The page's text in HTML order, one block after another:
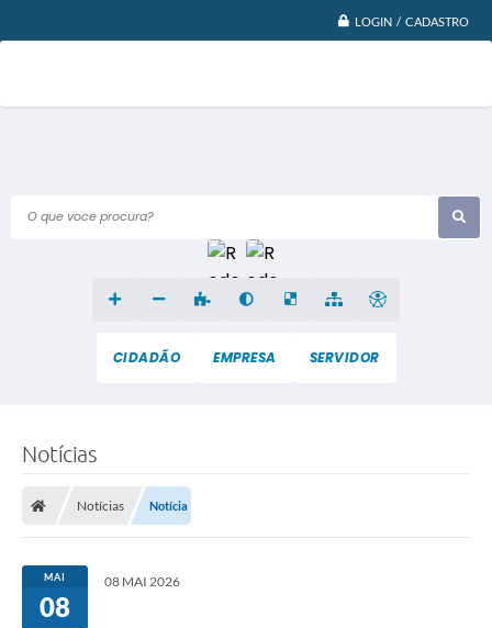
LOGIN / CADASTRO
O que voce procura?
CIDADÃO EMPRESA SERVIDOR
Notícias
Notícias Notícia
MAI
08
08 MAI 2026